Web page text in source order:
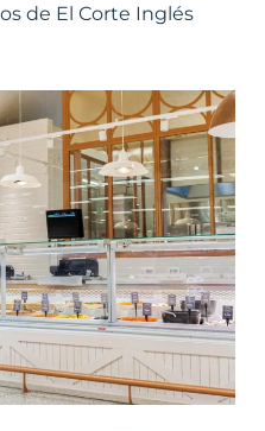
de El Corte Inglés